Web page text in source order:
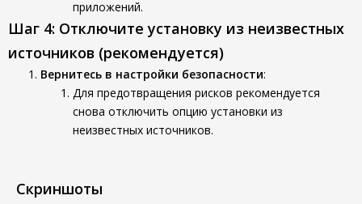
приложений.
Шаг 4: Отключите установку из неизвестных
источников (рекомендуется)
Вернитесь в настройки безопасности:
Для предотвращения рисков рекомендуется
снова отключить опцию установки из
неизвестных источников.
Скриншоты